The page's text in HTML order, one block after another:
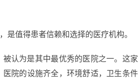
是值得患者信赖和选择的医疗机构。
认为是其中最优秀的医院之一。这家
院的设施齐全，环境舒适，卫生条件